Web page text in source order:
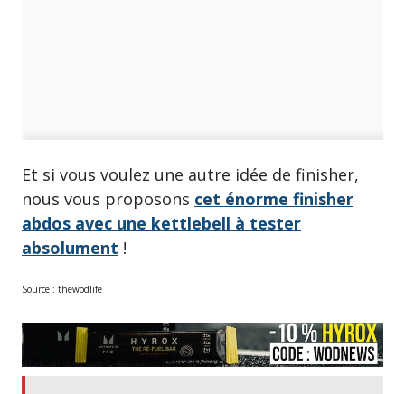
Et si vous voulez une autre idée de finisher,
nous vous proposons cet énorme finisher
abdos avec une kettlebell à tester
absolument !
Source : thewodlife